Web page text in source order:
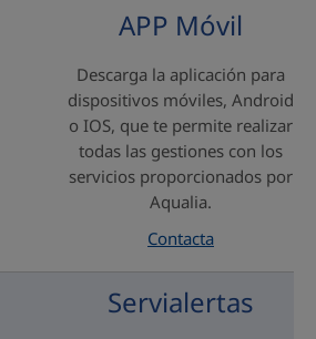
APP Móvil
Descarga la aplicación para
dispositivos móviles, Android
o IOS, que te permite realizar
todas las gestiones con los
servicios proporcionados por
Aqualia.
Contacta
Servialertas